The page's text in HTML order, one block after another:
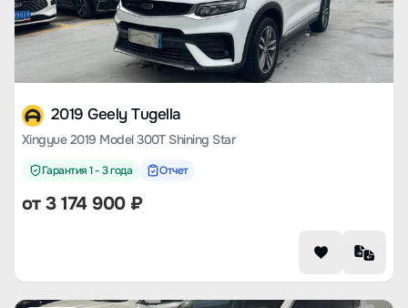
2019 Geely Tugella
Xingyue 2019 Model 300T Shining Star
Гарантия 1 - 3 года Отчет
от3 174 900₽